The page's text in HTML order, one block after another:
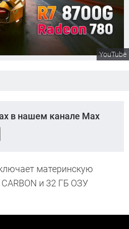
YouTube
в нашем канале Max
материнскую
и 32 ГБ ОЗУ